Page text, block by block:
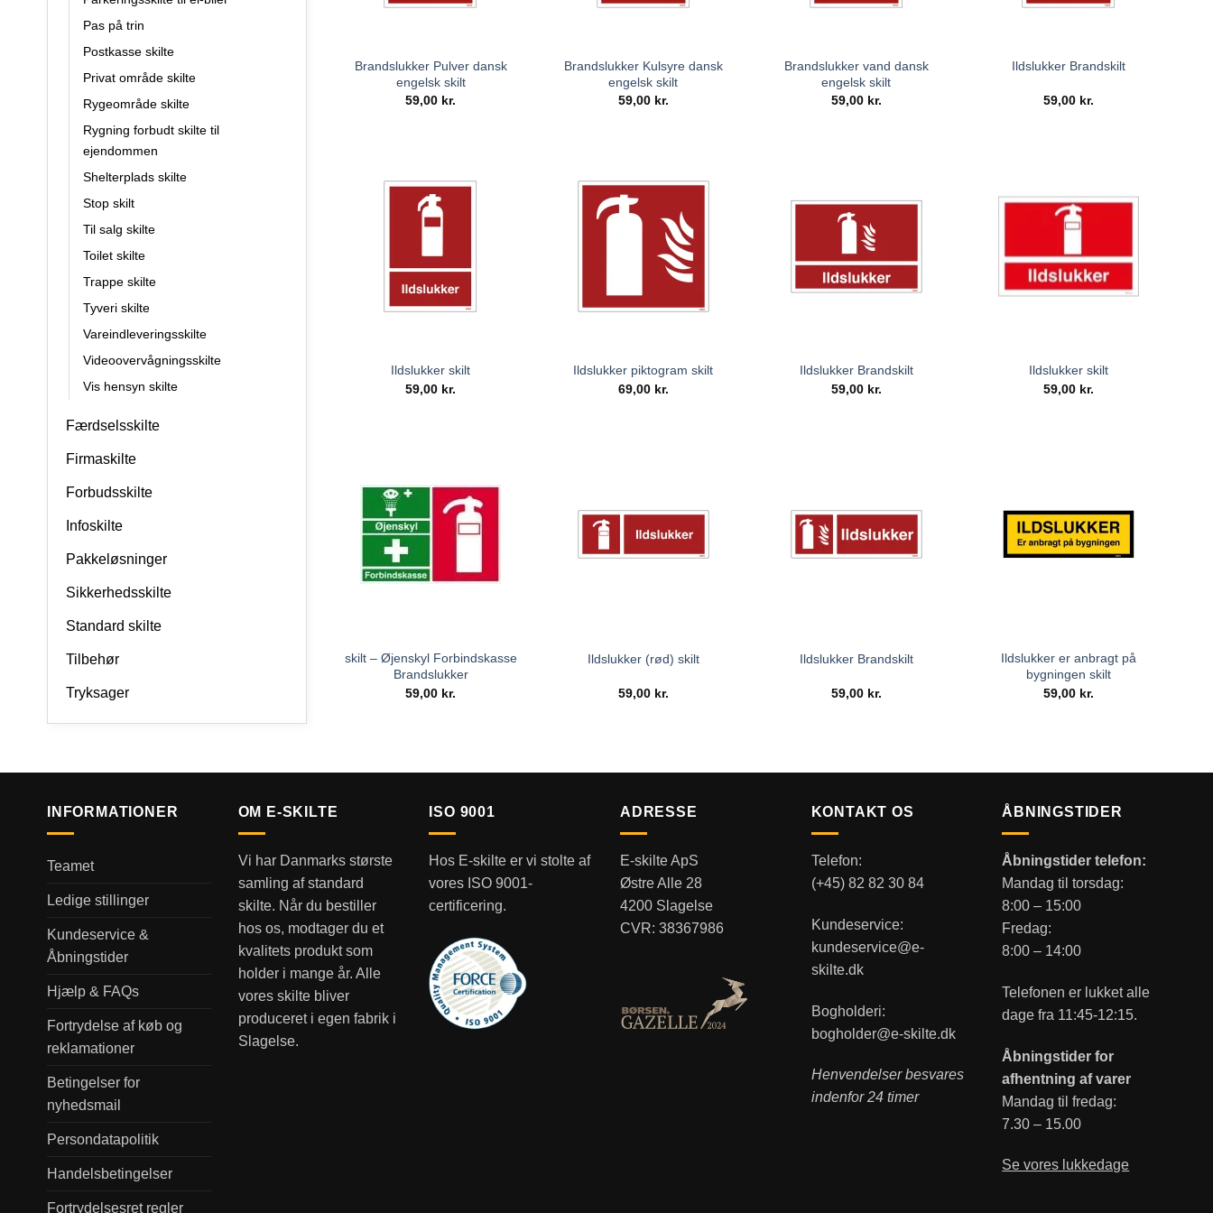
Pas på trin
Postkasse skilte
Privat område skilte
Rygeområde skilte
Rygning forbudt skilte til
ejendommen
Shelterplads skilte
Stop skilt
Til salg skilte
Toilet skilte
Trappe skilte
Tyveri skilte
Vareindleveringsskilte
Videoovervågningsskilte
Vis hensyn skilte
Færdselsskilte
Firmaskilte
Forbudsskilte
Infoskilte
Pakkeløsninger
Sikkerhedsskilte
Standard skilte
Tilbehør
Tryksager
Brandslukker Pulver dansk
engelsk skilt
59,00 kr.
Brandslukker Kulsyre dansk
engelsk skilt
59,00 kr.
Brandslukker vand dansk
engelsk skilt
59,00 kr.
Ildslukker Brandskilt
59,00 kr.
Ildslukker skilt
59,00 kr.
Ildslukker piktogram skilt
69,00 kr.
Ildslukker Brandskilt
59,00 kr.
Ildslukker skilt
59,00 kr.
skilt – Øjenskyl Forbindskasse
Brandslukker
59,00 kr.
Ildslukker (rød) skilt
59,00 kr.
Ildslukker Brandskilt
59,00 kr.
Ildslukker er anbragt på
bygningen skilt
59,00 kr.
INFORMATIONER
Teamet
Ledige stillinger
Kundeservice &
Åbningstider
Hjælp & FAQs
Fortrydelse af køb og
reklamationer
Betingelser for
nyhedsmail
Persondatapolitik
Handelsbetingelser
Fortrydelsesret regler
OM E-SKILTE
Vi har Danmarks største
samling af standard
skilte. Når du bestiller
hos os, modtager du et
kvalitets produkt som
holder i mange år. Alle
vores skilte bliver
produceret i egen fabrik i
Slagelse.
ISO 9001
Hos E-skilte er vi stolte af
vores ISO 9001-
certificering.
ADRESSE
E-skilte ApS
Østre Alle 28
4200 Slagelse
CVR: 38367986
KONTAKT OS
Telefon:
(+45) 82 82 30 84
Kundeservice:
kundeservice@e-
skilte.dk
Bogholderi:
bogholder@e-skilte.dk
Henvendelser besvares
indenfor 24 timer
ÅBNINGSTIDER
Åbningstider telefon:
Mandag til torsdag:
8:00 – 15:00
Fredag:
8:00 – 14:00
Telefonen er lukket alle
dage fra 11:45-12:15.
Åbningstider for
afhentning af varer
Mandag til fredag:
7.30 – 15.00
Se vores lukkedage